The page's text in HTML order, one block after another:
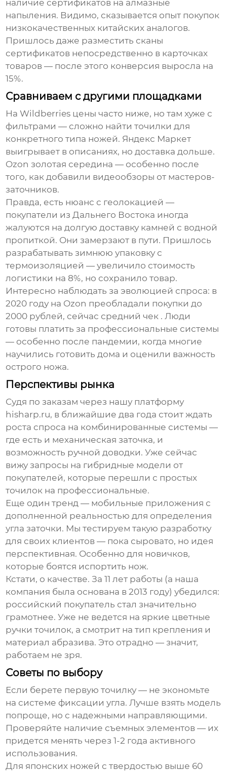
наличие сертификатов на алмазные
напыления. Видимо, сказывается опыт покупок
низкокачественных китайских аналогов.
Пришлось даже разместить сканы
сертификатов непосредственно в карточках
товаров — после этого конверсия выросла на
15%.
Сравниваем с другими площадками
На Wildberries цены часто ниже, но там хуже с
фильтрами — сложно найти точилки для
конкретного типа ножей. Яндекс Маркет
выигрывает в описаниях, но доставка дольше.
Ozon золотая середина — особенно после
того, как добавили видеообзоры от мастеров-
заточников.
Правда, есть нюанс с геолокацией —
покупатели из Дальнего Востока иногда
жалуются на долгую доставку камней с водной
пропиткой. Они замерзают в пути. Пришлось
разрабатывать зимнюю упаковку с
термоизоляцией — увеличило стоимость
логистики на 8%, но сохранило товар.
Интересно наблюдать за эволюцией спроса: в
2020 году на Ozon преобладали покупки до
2000 рублей, сейчас средний чек . Люди
готовы платить за профессиональные системы
— особенно после пандемии, когда многие
научились готовить дома и оценили важность
острого ножа.
Перспективы рынка
Судя по заказам через нашу платформу
hisharp.ru, в ближайшие два года стоит ждать
роста спроса на комбинированные системы —
где есть и механическая заточка, и
возможность ручной доводки. Уже сейчас
вижу запросы на гибридные модели от
покупателей, которые перешли с простых
точилок на профессиональные.
Еще один тренд — мобильные приложения с
дополненной реальностью для определения
угла заточки. Мы тестируем такую разработку
для своих клиентов — пока сыровато, но идея
перспективная. Особенно для новичков,
которые боятся испортить нож.
Кстати, о качестве. За 11 лет работы (а наша
компания была основана в 2013 году) убедился:
российский покупатель стал значительно
грамотнее. Уже не ведется на яркие цветные
ручки точилок, а смотрит на тип крепления и
материал абразива. Это отрадно — значит,
работаем не зря.
Советы по выбору
Если берете первую точилку — не экономьте
на системе фиксации угла. Лучше взять модель
попроще, но с надежными направляющими.
Проверяйте наличие съемных элементов — их
придется менять через 1-2 года активного
использования.
Для японских ножей с твердостью выше 60